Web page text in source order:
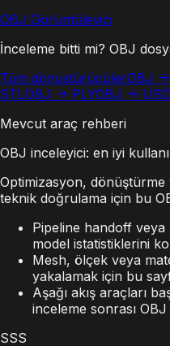
OBJ Görüntüleyici
İnceleme bitti mi? OBJ
Tüm dönüştürücülerOBJ -
STLOBJ -> PLYOBJ ->
Mevcut araç rehberi
OBJ inceleyici: en iyi
Optimizasyon, dönüştürme
teknik doğrulama için bu
Pipeline handoff
model istatistiklerini
Mesh, ölçek veya
yakalamak için bu
Aşağı akış araçları
inceleme sonrası
SSS